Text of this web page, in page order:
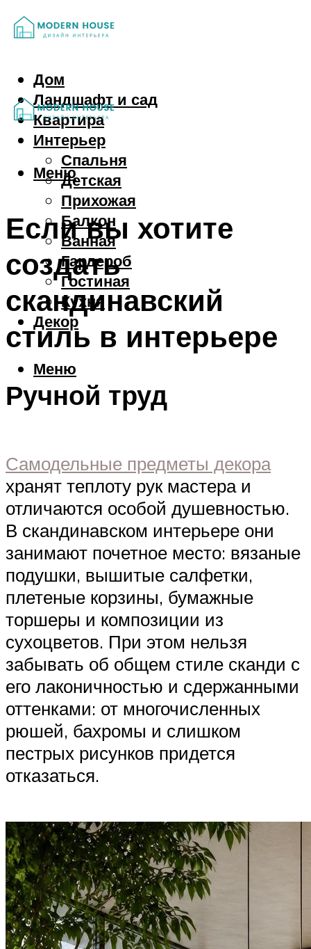
Дом
Ландшафт и сад
Квартира
Интерьер
Спальня
Детская
Прихожая
Балкон
Ванная
Гардероб
Гостиная
Кухня
Декор
Меню
Меню
Если вы хотите
создать
скандинавский
стиль в интерьере
Ручной труд
Самодельные предметы декора
хранят теплоту рук мастера и
отличаются особой душевностью.
В скандинавском интерьере они
занимают почетное место: вязаные
подушки, вышитые салфетки,
плетеные корзины, бумажные
торшеры и композиции из
сухоцветов. При этом нельзя
забывать об общем стиле сканди с
его лаконичностью и сдержанными
оттенками: от многочисленных
рюшей, бахромы и слишком
пестрых рисунков придется
отказаться.